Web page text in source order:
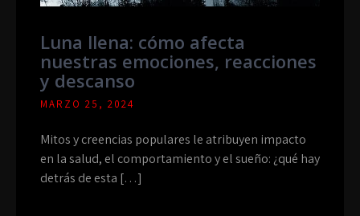
Luna llena: cómo afecta
nuestras emociones, reacciones
y descanso
MARZO 25, 2024
Mitos y creencias populares le atribuyen impacto
en la salud, el comportamiento y el sueño: ¿qué hay
detrás de esta […]